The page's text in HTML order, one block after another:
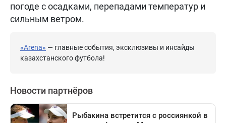
погоде с осадками, перепадами температур и
сильным ветром.
«Arena» — главные события, эксклюзивы и инсайды
казахстанского футбола!